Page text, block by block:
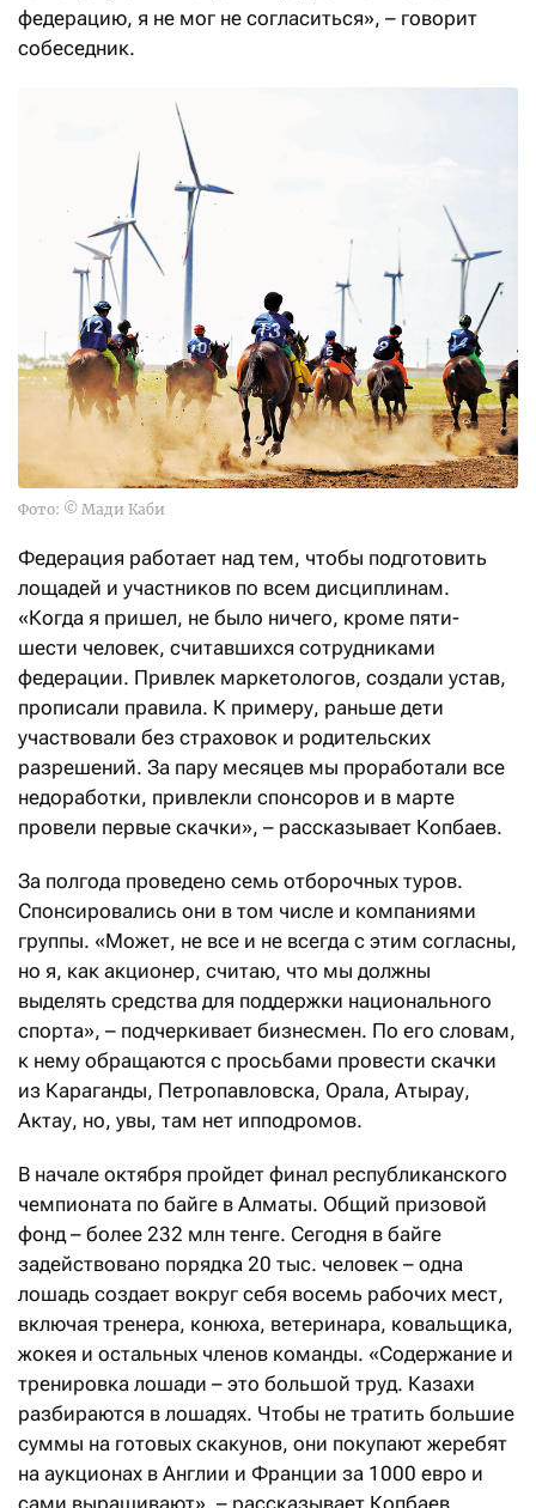
федерацию, я не мог не согласиться», – говорит
собеседник.
Фото: © Мади Каби
Федерация работает над тем, чтобы подготовить
лощадей и участников по всем дисциплинам.
«Когда я пришел, не было ничего, кроме пяти-
шести человек, считавшихся сотрудниками
федерации. Привлек маркетологов, создали устав,
прописали правила. К примеру, раньше дети
участвовали без страховок и родительских
разрешений. За пару месяцев мы проработали все
недоработки, привлекли спонсоров и в марте
провели первые скачки», – рассказывает Копбаев.
За полгода проведено семь отборочных туров.
Спонсировались они в том числе и компаниями
группы. «Может, не все и не всегда с этим согласны,
но я, как акционер, считаю, что мы должны
выделять средства для поддержки национального
спорта», – подчеркивает бизнесмен. По его словам,
к нему обращаются с просьбами провести скачки
из Караганды, Петропавловска, Орала, Атырау,
Актау, но, увы, там нет ипподромов.
В начале октября пройдет финал республиканского
чемпионата по байге в Алматы. Общий призовой
фонд – более 232 млн тенге. Сегодня в байге
задействовано порядка 20 тыс. человек – одна
лошадь создает вокруг себя восемь рабочих мест,
включая тренера, конюха, ветеринара, ковальщика,
жокея и остальных членов команды. «Содержание и
тренировка лошади – это большой труд. Казахи
разбираются в лошадях. Чтобы не тратить большие
суммы на готовых скакунов, они покупают жеребят
на аукционах в Англии и Франции за 1000 евро и
сами выращивают», – рассказывает Копбаев.